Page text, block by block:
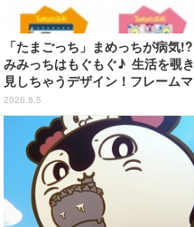
「たまごっち」まめっちが病気!?
みみっちはもぐもぐ♪ 生活を覗き
見しちゃうデザイン！フレームマ
グネット「ぴたっとフレーム」登
場☆
2026.8.5